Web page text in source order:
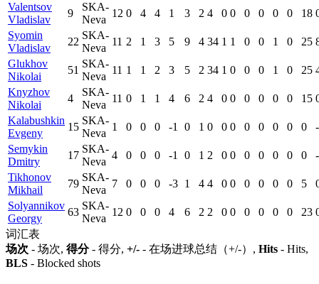
Valentsov
Vladislav
9
SKA-
Neva
12 0 4 4 1 3 2 4 0 0 0 0 0 0 18
Syomin
Vladislav
22
SKA-
Neva
11 2 1 3 5 9 4 34 1 1 0 0 1 0 25
Glukhov
Nikolai
51
SKA-
Neva
11 1 1 2 3 5 2 34 1 0 0 0 1 0 25
Knyzhov
Nikolai
4
SKA-
Neva
11 0 1 1 4 6 2 4 0 0 0 0 0 0 15
Kalabushkin
Evgeny
15
SKA-
Neva
1 0 0 0 -1 0 1 0 0 0 0 0 0 0 0
-
Semykin
Dmitry
17
SKA-
Neva
4 0 0 0 -1 0 1 2 0 0 0 0 0 0 0
-
Tikhonov
Mikhail
79
SKA-
Neva
7 0 0 0 -3 1 4 4 0 0 0 0 0 0 5
Solyannikov
Georgy
63
SKA-
Neva
12 0 0 0 4 6 2 2 0 0 0 0 0 0 23
词汇表
场次 - 场次, 得分- 得分, +/- - 在场进球总结（+/-）, Hits - Hits,
BLS - Blocked shots